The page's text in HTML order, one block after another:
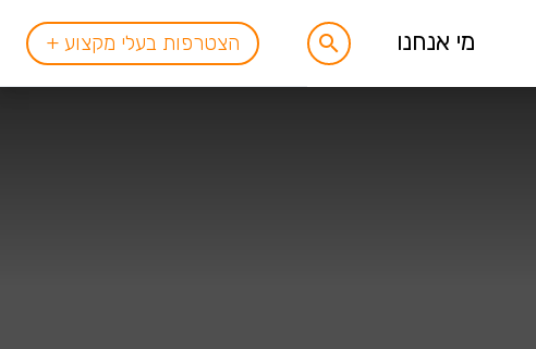
מי אנחנו הצטרפות בעלי מקצוע +